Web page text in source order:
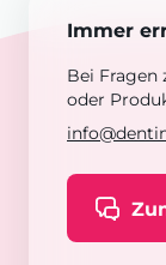
Immer
Bei Fragen
oder